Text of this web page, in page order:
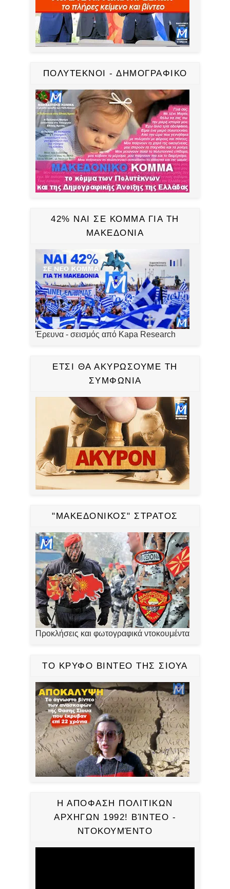
ΠΟΛΥΤΕΚΝΟΙ - ΔΗΜΟΓΡΑΦΙΚΟ
42% ΝΑΙ ΣΕ ΚΟΜΜΑ ΓΙΑ ΤΗ
ΜΑΚΕΔΟΝΙΑ
Έρευνα - σεισμός από Kapa Research
ΕΤΣΙ ΘΑ ΑΚΥΡΩΣΟΥΜΕ ΤΗ
ΣΥΜΦΩΝΙΑ
"ΜΑΚΕΔΟΝΙΚΟΣ" ΣΤΡΑΤΟΣ
Προκλήσεις και φωτογραφικά ντοκουμέντα
ΤΟ ΚΡΥΦΟ ΒΙΝΤΕΟ ΤΗΣ ΣΙΟΥΑ
Η ΑΠΟΦΑΣΗ ΠΟΛΙΤΙΚΩΝ
ΑΡΧΗΓΩΝ 1992! ΒΊΝΤΕΟ -
ΝΤΟΚΟΥΜΈΝΤΟ